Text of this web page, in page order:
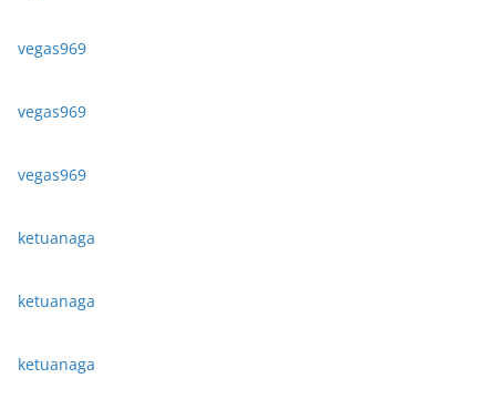
vegas969
vegas969
vegas969
ketuanaga
ketuanaga
ketuanaga